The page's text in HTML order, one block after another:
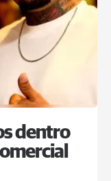
dentro